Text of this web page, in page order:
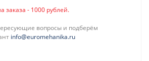
- 1000 рублей.
вопросы и подберём
info@euromehanika.ru